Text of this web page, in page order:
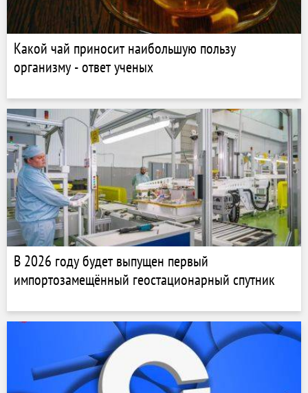
Какой чай приносит наибольшую пользу
организму - ответ ученых
В 2026 году будет выпущен первый
импортозамещённый геостационарный спутник